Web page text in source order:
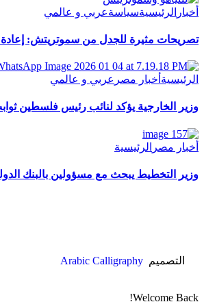
أخبار الرئيسيةسياسةعربي و عالمي
تصريحات مثيرة للجدل من سموتريتش: إعادة
الرئيسية أخبار مصر عربي و عالمي
وزير الخارجية يؤكد لنائب رئيس فلسطين
أخبار مصر الرئيسية
وزير التخطيط يبحث مع مسؤولين بالبنك
التصميم Arabic Calligraphy
Welcome Back!